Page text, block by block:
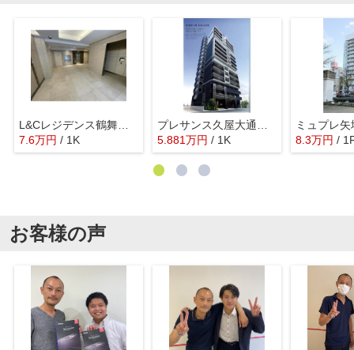
L&Cレジデンス鶴舞公園
7.6万円 / 1K
プレサンス久屋大通公園セラフィ
5.881万円 / 1K
ミュプレ矢
8.3万円 /
お客様の声